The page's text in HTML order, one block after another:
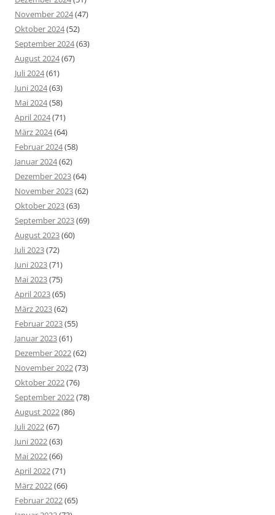
November 2024(47)
Oktober 2024(52)
September 2024(63)
August 2024(67)
Juli 2024(61)
Juni 2024(63)
Mai 2024(58)
April 2024(71)
März 2024(64)
Februar 2024(58)
Januar 2024(62)
Dezember 2023(64)
November 2023(62)
Oktober 2023(63)
September 2023(69)
August 2023(60)
Juli 2023(72)
Juni 2023(71)
Mai 2023(75)
April 2023(65)
März 2023(62)
Februar 2023(55)
Januar 2023(61)
Dezember 2022(62)
November 2022(73)
Oktober 2022(76)
September 2022(78)
August 2022(86)
Juli 2022(67)
Juni 2022(63)
Mai 2022(66)
April 2022(71)
März 2022(66)
Februar 2022(65)